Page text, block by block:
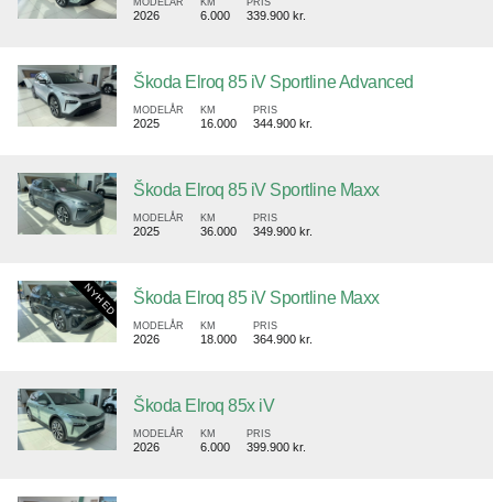
2026 6.000 339.900 kr.
Škoda Elroq 85 iV Sportline Advanced
MODELÅR
2025
KM
16.000
PRIS
344.900 kr.
Škoda Elroq 85 iV Sportline Maxx
MODELÅR
2025
KM
36.000
PRIS
349.900 kr.
Škoda Elroq 85 iV Sportline Maxx
MODELÅR
2026
KM
18.000
PRIS
364.900 kr.
Škoda Elroq 85x iV
MODELÅR
2026
KM
6.000
PRIS
399.900 kr.